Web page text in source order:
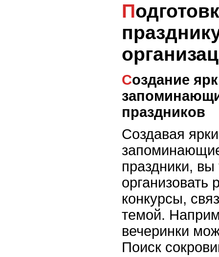
Подготовка к детскому
Создание ярких и
праздников
Создавая
праздники,
организовать
конкурсы,
темой.
вечеринки
Поиск